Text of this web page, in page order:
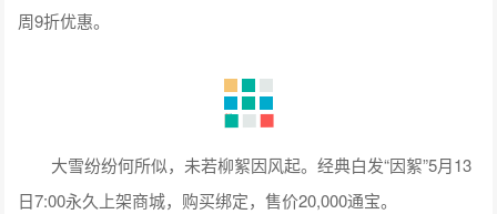
周9折优惠。
大雪纷纷何所似，未若柳絮因风起。经典白发“因絮”5月13
日7:00永久上架商城，购买绑定，售价20,000通宝。